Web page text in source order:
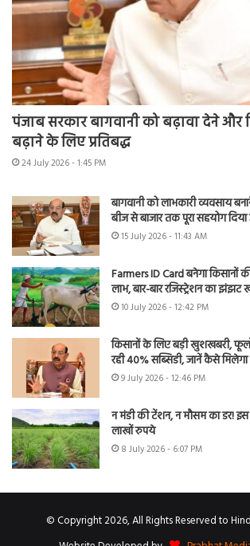
पंजाब सरकार बागवानी को बढ़ावा देने
बढ़ाने के लिए प्रतिबद्ध
24 July 2026 - 1:45 PM
बागवानी को लाभकारी व्यवसाय
बीज से बाजार तक पूरा सहयोग दिया
15 July 2026 - 11:43 AM
Farmers ID Card बनेगा किसानों
लाभ, बार-बार रजिस्ट्रेशन का
10 July 2026 - 12:42 PM
किसानों के लिए बड़ी खुशखबरी,
रही 40% सब्सिडी, जानें कैसे
9 July 2026 - 12:46 PM
न मंडी की टेंशन, न मौसम का डर!
लाखों रुपये
8 July 2026 - 6:07 PM
© Copyright 2026, All Rights Reserved to